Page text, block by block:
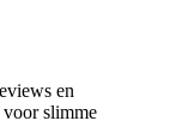
en
voor slimme